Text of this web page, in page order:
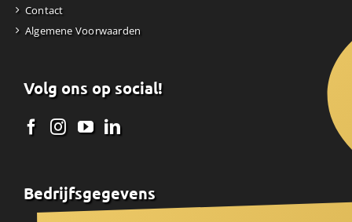
Contact
Algemene Voorwaarden
Volg ons op social!
Bedrijfsgegevens